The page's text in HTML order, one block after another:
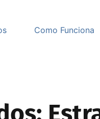
Como Funciona